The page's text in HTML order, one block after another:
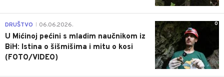
0
DRUŠTVO 06.06.2026.
U Mićinoj pećini s mladim naučnikom iz
BiH: Istina o šišmišima i mitu o kosi
(FOTO/VIDEO)